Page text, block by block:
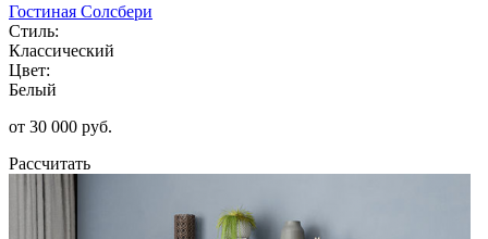
Гостиная Солсбери
Стиль:
Классический
Цвет:
Белый
от 30 000 руб.
Рассчитать